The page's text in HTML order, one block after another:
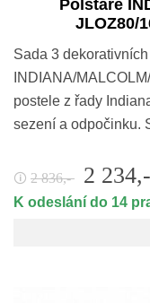
Polštáře
JLOZ80/
Sada 3
INDIANA/
postele z řady
sezení a odpočinku.
🛈 2 836,- 2 234,-
K odeslání do 14